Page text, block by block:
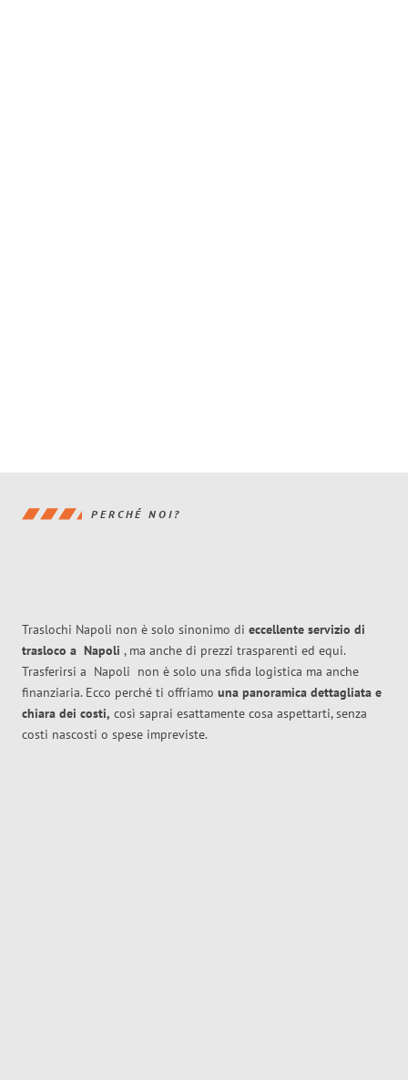
PERCHÉ NOI?
Traslochi Napoli non è solo sinonimo di eccellente servizio di
trasloco a Napoli , ma anche di prezzi trasparenti ed equi.
Trasferirsi a Napoli non è solo una sfida logistica ma anche
finanziaria. Ecco perché ti offriamo una panoramica dettagliata e
chiara dei costi, così saprai esattamente cosa aspettarti, senza
costi nascosti o spese impreviste.